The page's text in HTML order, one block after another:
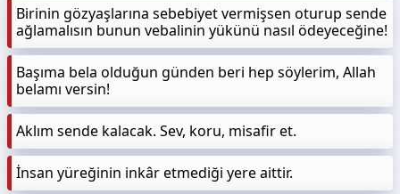
Birinin gözyaşlarına sebebiyet vermişsen oturup sende
ağlamalısın bunun vebalinin yükünü nasıl ödeyeceğine!
Başıma bela olduğun günden beri hep söylerim, Allah
belamı versin!
Aklım sende kalacak. Sev, koru, misafir et.
İnsan yüreğinin inkâr etmediği yere aittir.